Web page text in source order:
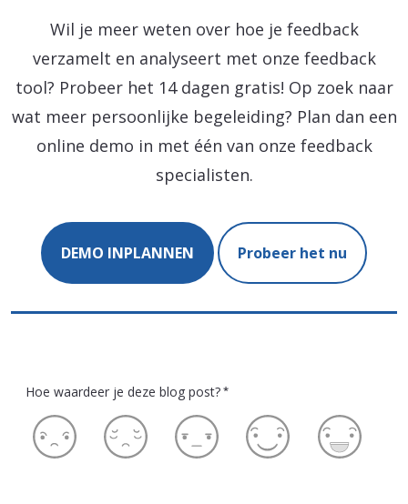
Wil je meer weten over hoe je feedback
verzamelt en analyseert met onze feedback
tool? Probeer het 14 dagen gratis! Op zoek naar
wat meer persoonlijke begeleiding? Plan dan een
online demo in met één van onze feedback
specialisten.
DEMO INPLANNEN Probeer het nu
Hoe waardeer je deze blog post? *